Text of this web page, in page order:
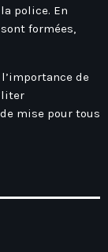
police. En
formées,
de
mise pour tous